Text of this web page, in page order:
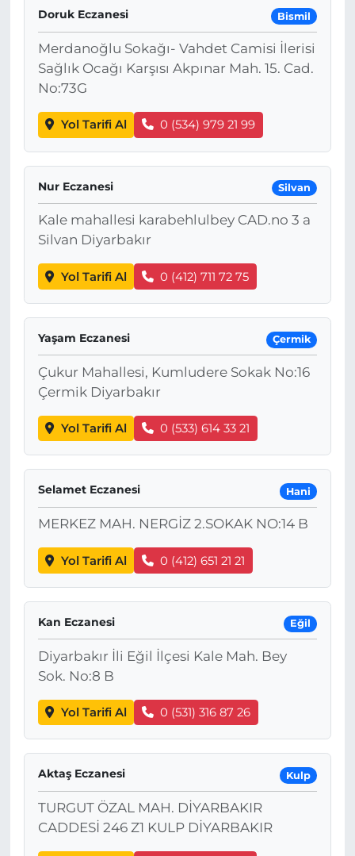
Doruk Eczanesi Bismil
Merdanoğlu Sokağı- Vahdet Camisi İlerisi
Sağlık Ocağı Karşısı Akpınar Mah. 15. Cad.
No:73G
Yol Tarifi Al 0 (534) 979 21 99
Nur Eczanesi Silvan
Kale mahallesi karabehlulbey CAD.no 3 a
Silvan Diyarbakır
Yol Tarifi Al 0 (412) 711 72 75
Yaşam Eczanesi Çermik
Çukur Mahallesi, Kumludere Sokak No:16
Çermik Diyarbakır
Yol Tarifi Al 0 (533) 614 33 21
Selamet Eczanesi Hani
MERKEZ MAH. NERGİZ 2.SOKAK NO:14 B
Yol Tarifi Al 0 (412) 651 21 21
Kan Eczanesi Eğil
Diyarbakır İli Eğil İlçesi Kale Mah. Bey
Sok. No:8 B
Yol Tarifi Al 0 (531) 316 87 26
Aktaş Eczanesi Kulp
TURGUT ÖZAL MAH. DİYARBAKIR
CADDESİ 246 Z1 KULP DİYARBAKIR